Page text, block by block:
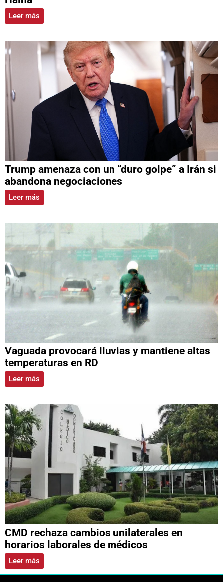
Leer más
Trump amenaza con un “duro golpe” a Irán si
abandona negociaciones
Leer más
Vaguada provocará lluvias y mantiene altas
temperaturas en RD
Leer más
CMD rechaza cambios unilaterales en
horarios laborales de médicos
Leer más